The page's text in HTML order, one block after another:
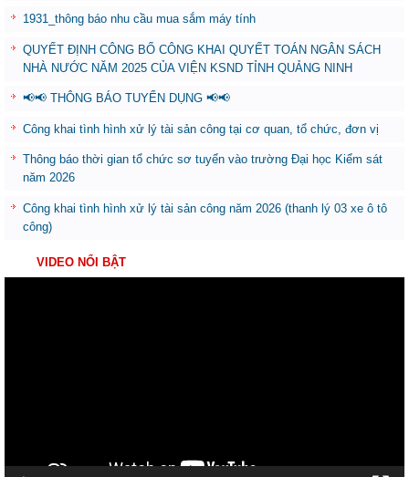
1931_thông báo nhu cầu mua sắm máy tính
QUYẾT ĐỊNH CÔNG BỐ CÔNG KHAI QUYẾT TOÁN NGÂN SÁCH
NHÀ NƯỚC NĂM 2025 CỦA VIỆN KSND TỈNH QUẢNG NINH
📢📢 THÔNG BÁO TUYỂN DỤNG 📢📢
Công khai tình hình xử lý tài sản công tại cơ quan, tổ chức, đơn vị
Thông báo thời gian tổ chức sơ tuyển vào trường Đại học Kiểm sát
năm 2026
Công khai tình hình xử lý tài sản công năm 2026 (thanh lý 03 xe ô tô
công)
VIDEO NỔI BẬT